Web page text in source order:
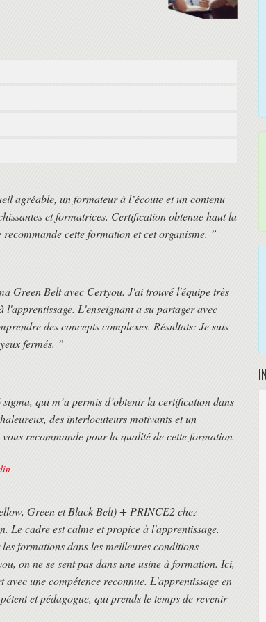
iassc-cpf.
iassc-cpf
Paris)
solution est très appréciée des franciliens pour s'adapter
ou des avions des différents participants.
agréable, un formateur à l’écoute et un contenu
et formatrices. Certification obtenue haut la
cette formation et cet organisme. ”
Green Belt avec Certyou. J'ai trouvé l'équipe très
L'enseignant a su partager avec
des concepts complexes. Résultats: Je suis
fermés. ”
qui m’a permis d’obtenir la certification dans
des interlocuteurs motivants et un
recommande pour la qualité de cette formation
Green et Black Belt) + PRINCE2 chez
Le cadre est calme et propice à l'apprentissage.
formations dans les meilleures conditions
on ne se sent pas dans une usine à formation. Ici,
une compétence reconnue. L'apprentissage en
et pédagogue, qui prends le temps de revenir